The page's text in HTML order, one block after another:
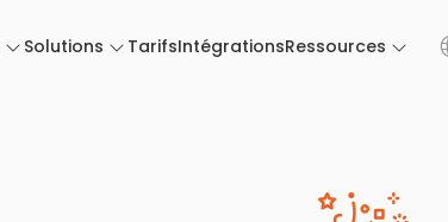
Solutions TarifsIntégrationsRessources